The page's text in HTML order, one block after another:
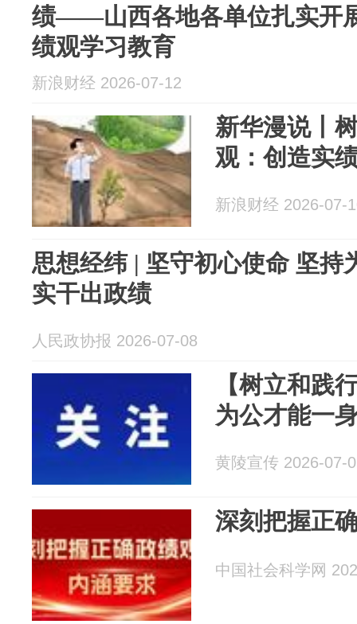
绩——山西各地各单位扎实开
绩观学习教育
新浪财经 2026-07-12
新华漫说丨
观：创造实
新浪财经 2026-07-
思想经纬 | 坚守初心使命 坚持
实干出政绩
人民政协报 2026-07-08
【树立和践
为公才能一
黄陵宣传 2026-07-
深刻把握正
中国社会科学网